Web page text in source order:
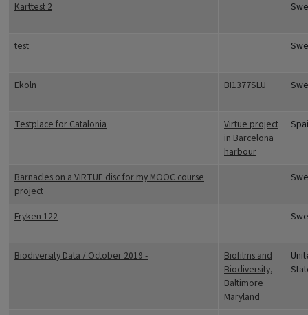
Karttest 2
test
Ekoln BI1377SLU
Testplace for Catalonia
Virtue project
in Barcelona
harbour
Barnacles on a VIRTUE disc for my MOOC course
project
Fryken 122
Biodiversity Data / October 2019 -
Biofilms and
Biodiversity,
Baltimore
Maryland